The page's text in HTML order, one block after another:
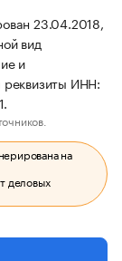
23.04.2018,
вид
и
реквизиты ИНН:
на
деловых